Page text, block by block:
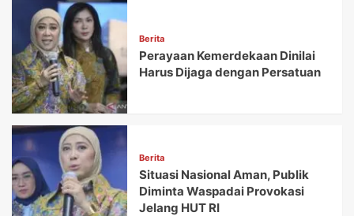
Berita
Perayaan Kemerdekaan Dinilai
Harus Dijaga dengan Persatuan
Berita
Situasi Nasional Aman, Publik
Diminta Waspadai Provokasi
Jelang HUT RI